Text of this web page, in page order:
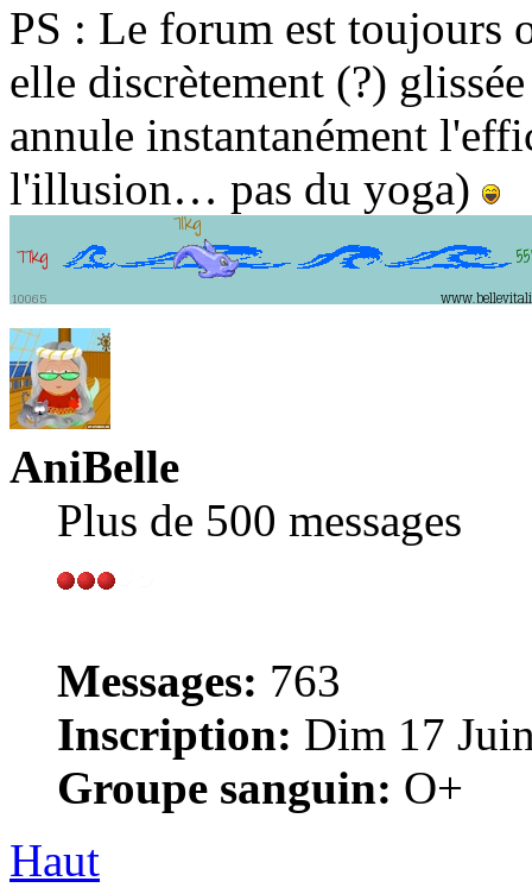
PS : Le forum est toujours
elle discrètement (?)
annule instantanément
l'illusion… pas du yoga)
AniBelle
Plus de 500 messages
Messages: 763
Inscription: Dim 17
Groupe sanguin: O+
Haut